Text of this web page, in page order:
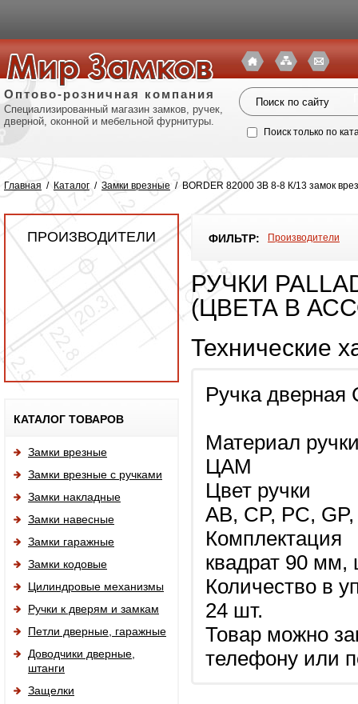
Оптово-розничная компания
Специализированный магазин замков, ручек,
дверной, оконной и мебельной фурнитуры.
Поиск только по
Главная / Каталог / Замки врезные / BORDER 82000 ЗВ 8-8 К/13 замок
ПРОИЗВОДИТЕЛИ
КАТАЛОГ ТОВАРОВ
Замки врезные
Замки врезные с ручками
Замки накладные
Замки навесные
Замки гаражные
Замки кодовые
Цилиндровые механизмы
Ручки к дверям и замкам
Петли дверные, гаражные
Доводчики дверные,
штанги
Защелки
ФИЛЬТР: Производители
РУЧКИ
(ЦВЕТА В
Технические
Ручка
Материал
ЦАМ
Цвет ручки
AB, CP, PC,
Комплектация
квадрат 90 мм,
Количество в
24 шт.
Товар можно
телефону или